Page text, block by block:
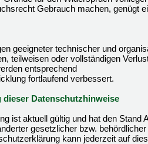
Gebrauch machen, genügt
geeigneter technischer und
teilweisen oder vollständigen
entsprechend
fortlaufend verbessert.
Datenschutzhinweise
ist aktuell gültig und hat den
gesetzlicher bzw.
kann jederzeit auf